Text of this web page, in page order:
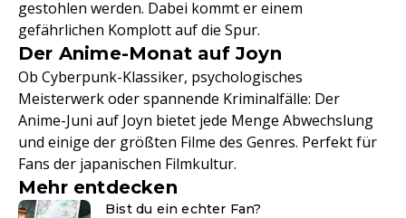
gestohlen werden. Dabei kommt er einem
gefährlichen Komplott auf die Spur.
Der Anime-Monat auf Joyn
Ob Cyberpunk-Klassiker, psychologisches
Meisterwerk oder spannende Kriminalfälle: Der
Anime-Juni auf Joyn bietet jede Menge Abwechslung
und einige der größten Filme des Genres. Perfekt für
Fans der japanischen Filmkultur.
Mehr entdecken
Bist du ein echter Fan?